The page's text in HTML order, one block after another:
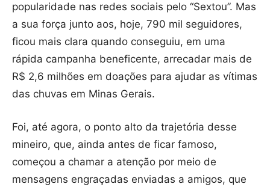
popularidade nas redes sociais pelo “Sextou”. Mas
a sua força junto aos, hoje, 790 mil seguidores,
ficou mais clara quando conseguiu, em uma
rápida campanha beneficente, arrecadar mais de
R$ 2,6 milhões em doações para ajudar as vítimas
das chuvas em Minas Gerais.
Foi, até agora, o ponto alto da trajetória desse
mineiro, que, ainda antes de ficar famoso,
começou a chamar a atenção por meio de
mensagens engraçadas enviadas a amigos, que